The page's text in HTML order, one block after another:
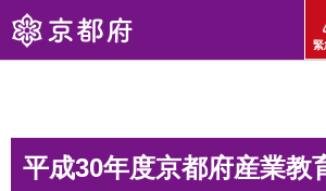
京都府
緊
平成30年度京都府産業教